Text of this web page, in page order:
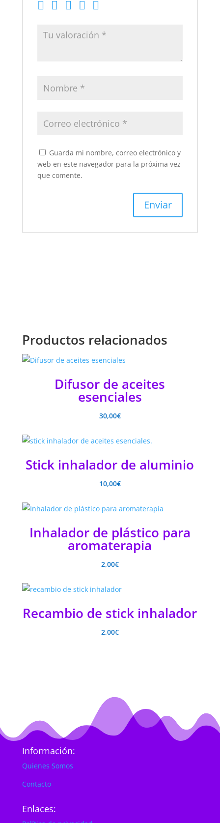
Guarda mi nombre, correo electrónico y
web en este navegador para la próxima vez
que comente.
Productos relacionados
Difusor de aceites
esenciales
30,00€
Stick inhalador de aluminio
10,00€
Inhalador de plástico para
aromaterapia
2,00€
Recambio de stick inhalador
2,00€
Información:
Quienes Somos
Contacto
Enlaces: